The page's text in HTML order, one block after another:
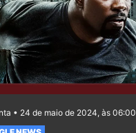
• 24 de maio de 2024, às 06:00